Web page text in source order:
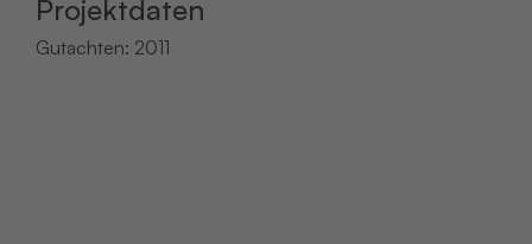
Projektdaten
Gutachten: 2011